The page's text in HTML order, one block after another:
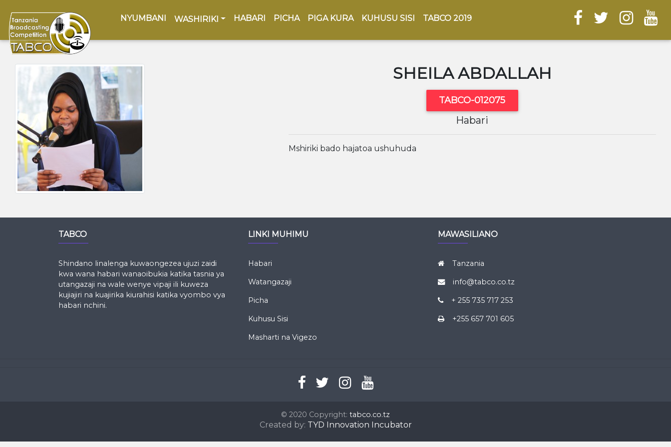
NYUMBANI (current)
WASHIRIKI HABARI PICHA PIGA KURA KUHUSU SISI TABCO 2019
SHEILA ABDALLAH
TABCO-012075
Habari
Mshiriki bado hajatoa ushuhuda
TABCO
Shindano linalenga kuwaongezea ujuzi zaidi
kwa wana habari wanaoibukia katika tasnia ya
utangazaji na wale wenye vipaji ili kuweza
kujiajiri na kuajirika kiurahisi katika vyombo vya
habari nchini.
LINKI MUHIMU
Habari
Watangazaji
Picha
Kuhusu Sisi
Masharti na Vigezo
MAWASILIANO
Tanzania
info@tabco.co.tz
+ 255 735 717 253
+255 657 701 605
© 2020 Copyright: tabco.co.tz
Created by: TYD Innovation Incubator